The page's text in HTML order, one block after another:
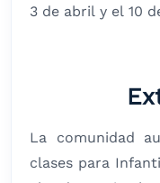
3 de abril y el 10
La comunidad
clases para